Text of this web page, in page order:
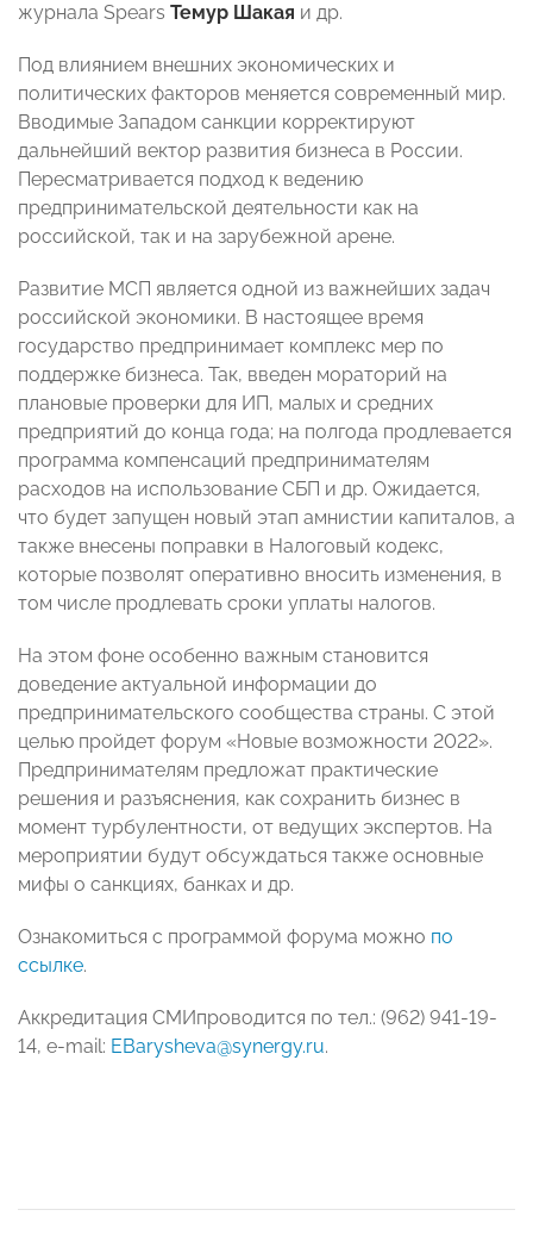
журнала Spears Темур Шакая и др.
Под влиянием внешних экономических и
политических факторов меняется современный мир.
Вводимые Западом санкции корректируют
дальнейший вектор развития бизнеса в России.
Пересматривается подход к ведению
предпринимательской деятельности как на
российской, так и на зарубежной арене.
Развитие МСП является одной из важнейших задач
российской экономики. В настоящее время
государство предпринимает комплекс мер по
поддержке бизнеса. Так, введен мораторий на
плановые проверки для ИП, малых и средних
предприятий до конца года; на полгода продлевается
программа компенсаций предпринимателям
расходов на использование СБП и др. Ожидается,
что будет запущен новый этап амнистии капиталов, а
также внесены поправки в Налоговый кодекс,
которые позволят оперативно вносить изменения, в
том числе продлевать сроки уплаты налогов.
На этом фоне особенно важным становится
доведение актуальной информации до
предпринимательского сообщества страны. С этой
целью пройдет форум «Новые возможности 2022».
Предпринимателям предложат практические
решения и разъяснения, как сохранить бизнес в
момент турбулентности, от ведущих экспертов. На
мероприятии будут обсуждаться также основные
мифы о санкциях, банках и др.
Ознакомиться с программой форума можно по
ссылке.
Аккредитация СМИпроводится по тел.: (962) 941-19-
14, e-mail: EBarysheva@synergy.ru.